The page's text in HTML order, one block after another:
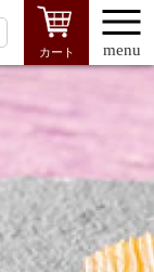
カート menu